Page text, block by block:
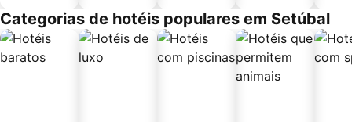
Categorias de hotéis populares em Setúbal